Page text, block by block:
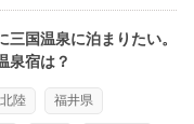
国温泉に泊まりたい。
泉宿は？
北陸 福井県